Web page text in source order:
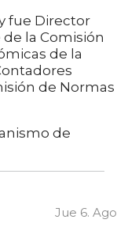
fue Director
la Comisión
de la
de Normas
de
Jue 6. Ago